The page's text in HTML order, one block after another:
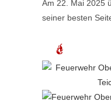
Am 22. Mai 2025
seiner besten